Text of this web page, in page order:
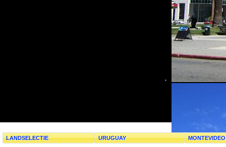
LANDSELECTIE URUGUAY MONTEVIDEO